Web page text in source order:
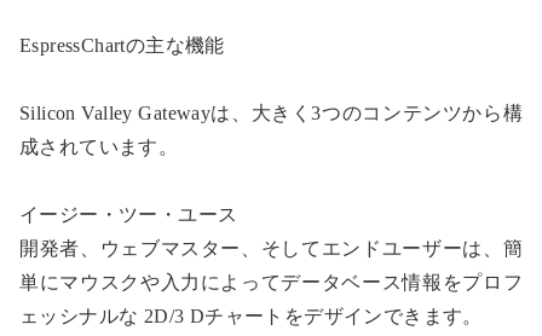
EspressChartの主な機能
Silicon Valley Gatewayは、大きく3つのコンテンツから構
成されています。
イージー・ツー・ユース
開発者、ウェブマスター、そしてエンドユーザーは、簡
単にマウスクや入力によってデータベース情報をプロフ
ェッシナルな 2D/3 Dチャートをデザインできます。